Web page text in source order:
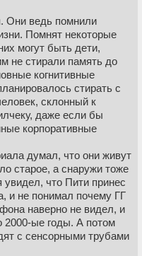
Они ведь помнили
Помнят некоторые
могут быть дети,
не стирали память до
когнитивные
стирать с
склонный к
даже если бы
корпоративные
думал, что они живут
старое, а снаружи тоже
увидел, что Пити принес
и не понимал почему ГГ
наверно не видел, и
2000-ые годы. А потом
с сенсорными трубами